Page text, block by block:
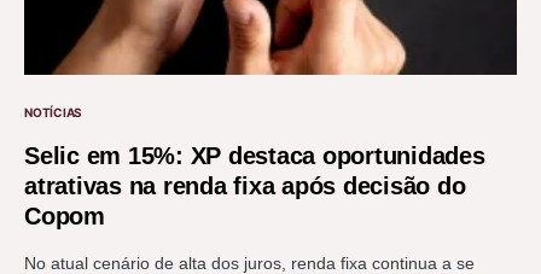
NOTÍCIAS
Selic em 15%: XP destaca oportunidades
atrativas na renda fixa após decisão do
Copom
No atual cenário de alta dos juros, renda fixa continua a se